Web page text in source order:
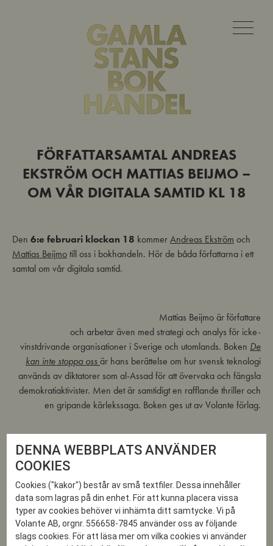
FÖRFATTARSAMTAL ANDREAS
EKSTRÖM OCH MATTIAS BEIJMO –
OM VÅR DIGITALA SAMTID KL 18
Den 6:e februari klockan 18 kommerAndreas Ekström och
Mattias Beijmotill oss i bokhandeln. Hör de båda författarna i ett
samtal om vår digitala samtid.
Mattias Beijmo är författare
och arbetar även med strategi och analys för icke-
vinstdrivande organisationer i Sverige och utomlands. Boken De
kan inte stoppa ossär hans berättelse om hur svensk teknologi
används av diktatorer som al-Assad för att övervaka och fängsla
demokratiaktivister. Men det är samtidigt en rafflande thriller och
en gripande kärlekssaga. Boken ges ut av Volante förlag.
Andreas Ekström är kulturjournalist och en av landets ledande
auktoriteter på den digitala revolutionens verkningar. Senaste
bokenAtt hittaär en samling egensinniga texter som diskuterar
vad som blivit av drömmen om det perfekta äktenskapet mellan
digitalitet och människa. Boken ges ut av Weyler förlag.
DENNA WEBBPLATS ANVÄNDER
COOKIES
Cookies ("kakor") består av små textfiler. Dessa innehåller
data som lagras på din enhet. För att kunna placera vissa
typer av cookies behöver vi inhämta ditt samtycke. Vi på
Volante AB, orgnr. 556658-7845 använder oss av följande
slags cookies. För att läsa mer om vilka cookies vi använder